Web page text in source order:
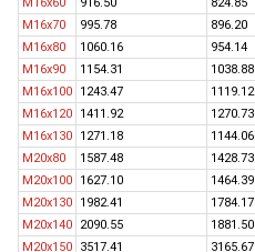
M16x70
995.78 896.20
M16x80
1060.16 954.14
M16x90
1154.31 1038.88
M16x100
1243.47 1119.12
M16x120
1411.92 1270.73
M16x130
1271.18 1144.06
M20x80
1587.48 1428.73
M20x100
1627.10 1464.39
M20x130
1982.41 1784.17
M20x140
2090.55 1881.50
M20x150
3517.41 3165.67